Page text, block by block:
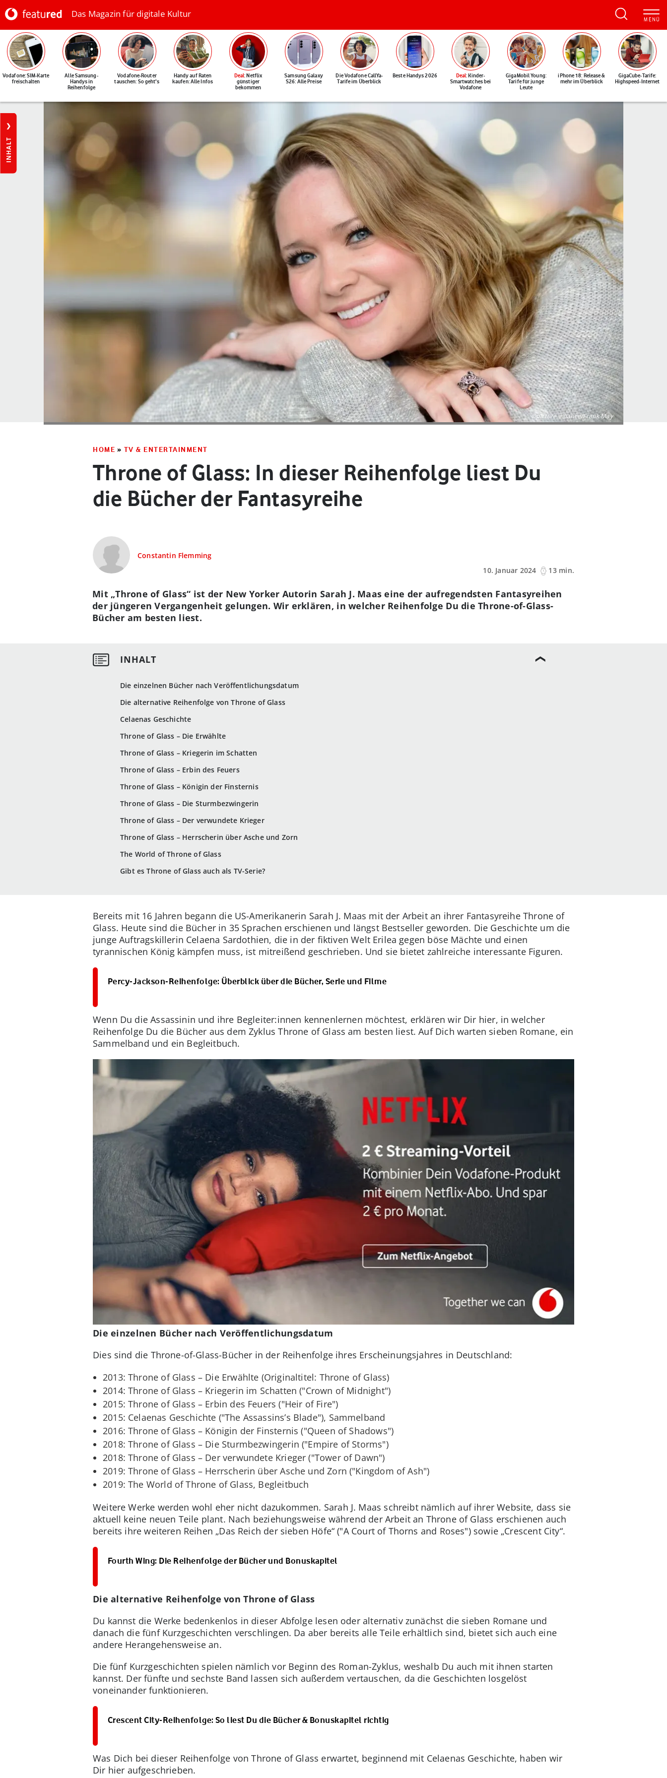
Das Magazin für digitale Kultur
Vodafone: SIM-Karte
freischalten
Alle Samsung-
Handys in
Reihenfolge
Vodafone-Router
tauschen: So geht's
Handy auf Raten
kaufen: Alle Infos
Deal: Netflix
günstiger
bekommen
Samsung Galaxy
S26: Alle Preise
Die Vodafone CallYa-
Tarife im Überblick
Beste Handys 2026 Deal: Kinder-
Smartwatches bei
Vodafone
GigaMobil Young:
Tarife für junge
Leute
iPhone 18: Release &
mehr im Überblick
GigaCube-Tarife:
Highspeed-Internet
INHALT
©picture alliance/Frank May
HOME » TV & ENTERTAINMENT
Throne of Glass: In dieser Reihenfolge liest Du
die Bücher der Fantasyreihe
Constantin Flemming
10. Januar 2024
13 min.
Die einzelnen Bücher nach Veröffentlichungsdatum
Die alternative Reihenfolge von Throne of Glass
Celaenas Geschichte
Throne of Glass – Die Erwählte
Throne of Glass – Kriegerin im Schatten
Throne of Glass – Erbin des Feuers
Throne of Glass – Königin der Finsternis
Throne of Glass – Die Sturmbezwingerin
Throne of Glass – Der verwundete Krieger
Throne of Glass – Herrscherin über Asche und Zorn
The World of Throne of Glass
Gibt es Throne of Glass auch als TV-Serie?
Mit „Throne of Glass“ ist der New Yorker Autorin Sarah J. Maas eine der aufregendsten Fantasyreihen
der jüngeren Vergangenheit gelungen. Wir erklären, in welcher Reihenfolge Du die Throne-of-Glass-
Bücher am besten liest.
Bereits mit 16 Jahren begann die US-Amerikanerin Sarah J. Maas mit der Arbeit an ihrer Fantasyreihe Throne of
Glass. Heute sind die Bücher in 35 Sprachen erschienen und längst Bestseller geworden. Die Geschichte um die
junge Auftragskillerin Celaena Sardothien, die in der fiktiven Welt Erilea gegen böse Mächte und einen
tyrannischen König kämpfen muss, ist mitreißend geschrieben. Und sie bietet zahlreiche interessante Figuren.
Percy-Jackson-Reihenfolge: Überblick über die Bücher, Serie und Filme
Wenn Du die Assassinin und ihre Begleiter:innen kennenlernen möchtest, erklären wir Dir hier, in welcher
Reihenfolge Du die Bücher aus dem Zyklus Throne of Glass am besten liest. Auf Dich warten sieben Romane, ein
Sammelband und ein Begleitbuch.
Die einzelnen Bücher nach Veröffentlichungsdatum
Dies sind die Throne-of-Glass-Bücher in der Reihenfolge ihres Erscheinungsjahres in Deutschland:
2013: Throne of Glass – Die Erwählte (Originaltitel: Throne of Glass)
2014: Throne of Glass – Kriegerin im Schatten ("Crown of Midnight")
2015: Throne of Glass – Erbin des Feuers ("Heir of Fire")
2015: Celaenas Geschichte ("The Assassins’s Blade"), Sammelband
2016: Throne of Glass – Königin der Finsternis ("Queen of Shadows")
2018: Throne of Glass – Die Sturmbezwingerin ("Empire of Storms")
2018: Throne of Glass – Der verwundete Krieger ("Tower of Dawn")
2019: Throne of Glass – Herrscherin über Asche und Zorn ("Kingdom of Ash")
2019: The World of Throne of Glass, Begleitbuch
Weitere Werke werden wohl eher nicht dazukommen. Sarah J. Maas schreibt nämlich auf ihrer Website, dass sie
aktuell keine neuen Teile plant. Nach beziehungsweise während der Arbeit an Throne of Glass erschienen auch
bereits ihre weiteren Reihen „Das Reich der sieben Höfe“ ("A Court of Thorns and Roses") sowie „Crescent City“.
Fourth Wing: Die Reihenfolge der Bücher und Bonuskapitel
Die alternative Reihenfolge von Throne of Glass
Du kannst die Werke bedenkenlos in dieser Abfolge lesen oder alternativ zunächst die sieben Romane und
danach die fünf Kurzgeschichten verschlingen. Da aber bereits alle Teile erhältlich sind, bietet sich auch eine
andere Herangehensweise an.
Die fünf Kurzgeschichten spielen nämlich vor Beginn des Roman-Zyklus, weshalb Du auch mit ihnen starten
kannst. Der fünfte und sechste Band lassen sich außerdem vertauschen, da die Geschichten losgelöst
voneinander funktionieren.
Crescent City-Reihenfolge: So liest Du die Bücher & Bonuskapitel richtig
Was Dich bei dieser Reihenfolge von Throne of Glass erwartet, beginnend mit Celaenas Geschichte, haben wir
Dir hier aufgeschrieben.